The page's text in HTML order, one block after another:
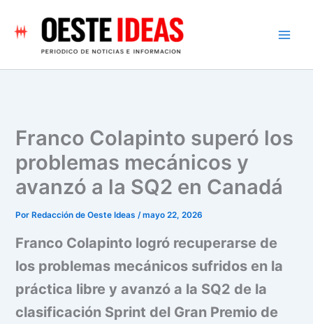
contenido
Franco Colapinto superó los
problemas mecánicos y
avanzó a la SQ2 en Canadá
Por Redacción de Oeste Ideas/mayo 22, 2026
Franco Colapinto logró recuperarse de
los problemas mecánicos sufridos en la
práctica libre y avanzó a la SQ2 de la
clasificación Sprint del Gran Premio de